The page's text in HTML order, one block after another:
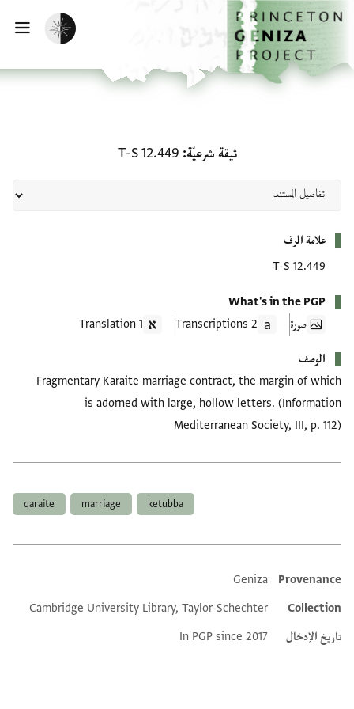
إلى المحتوى الرئيسي
الرئيسية
تفعيل الوضع المظلم
ثيقة شرعيّة T-S 12.449
علامة الرف
T-S 12.449
What's in the PGP
صورة
2 Transcriptions
1 Translation
الوصف
Fragmentary Karaite marriage contract, the margin of which
is adorned with large, hollow letters. (Information
Mediterranean Society, III, p. 112)
ketubba
marriage
qaraite
Additional metadata
Provenance
Geniza
Collection
Cambridge University Library, Taylor-Schechter
تاريخ الإدخال
In PGP since 2017